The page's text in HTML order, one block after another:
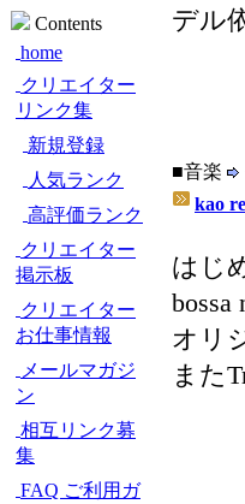
Contents
home
クリエイター
リンク集
新規登録
人気ランク
高評価ランク
クリエイター
掲示板
クリエイター
お仕事情報
メールマガジ
ン
相互リンク募
集
FAQ ご利用ガ
デル
■音楽
kao
はじ
オリ
また